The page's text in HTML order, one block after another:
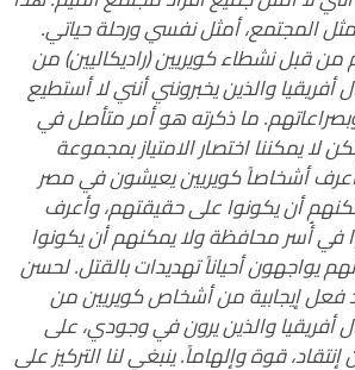
أمثل المجتمع، أمثل نفسي ورحلة حياتي.
قبل نشطاء كويريين (راديكاليين) من
والذين يخبرونني أنني لا أستطيع
ما ذكرته هو أمر متأصل في
لا يمكننا اختصار الامتياز بمجموعة
أشخاصاً كويريين يعيشون في مصر
أن يكونوا على حقيقتهم، وأعرف
في أُسر محافظة ولا يمكنهم أن يكونوا
يواجهون أحياناً تهديدات بالقتل.لحسن
فعل إيجابية من أشخاص كويريين من
والذين يرون في وجودي، على
قوة وإلهاماً. ينبغي لنا التركيز على